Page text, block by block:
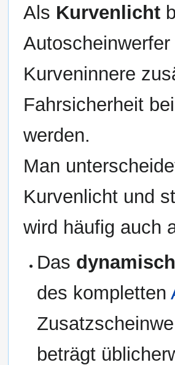
Als Kurvenlicht
Kurveninnere
Fahrsicherheit
werden.
Man
Kurvenlicht und
wird häufig auch
Das
des kompletten
beträgt